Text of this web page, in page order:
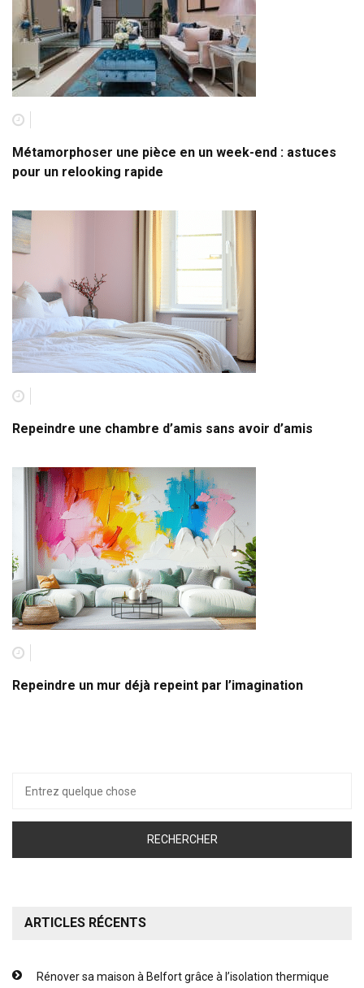
Métamorphoser une pièce en un week-end : astuces
pour un relooking rapide
Repeindre une chambre d’amis sans avoir d’amis
Repeindre un mur déjà repeint par l’imagination
pour :
ARTICLES RÉCENTS
Rénover sa maison à Belfort grâce à l’isolation thermique